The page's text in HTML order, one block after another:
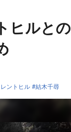
ヒルと
ントヒル 結木千尋